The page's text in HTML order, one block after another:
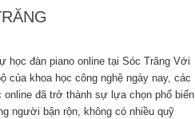
học đàn piano online tại Sóc Trăng Với
của khoa học công nghệ ngày nay, các
online đã trở thành sự lựa chọn phổ biến
người bận rộn, không có nhiều quỹ